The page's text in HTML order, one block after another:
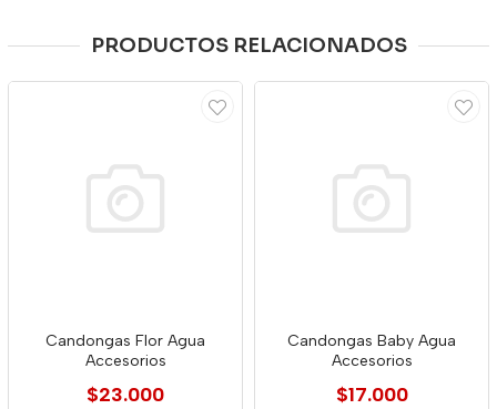
PRODUCTOS RELACIONADOS
Candongas Flor Agua
Accesorios
$23.000
Candongas Baby Agua
Accesorios
$17.000